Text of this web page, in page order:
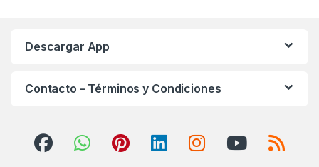
Descargar App
Contacto – Términos y Condiciones